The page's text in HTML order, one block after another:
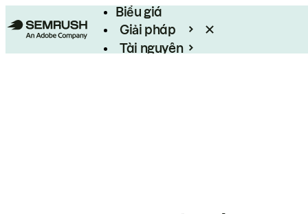
Biểu giá
Giải pháp
Tài nguyên